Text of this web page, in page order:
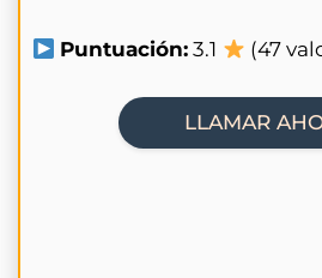
Puntuación: 3.1 (47
LLAMAR